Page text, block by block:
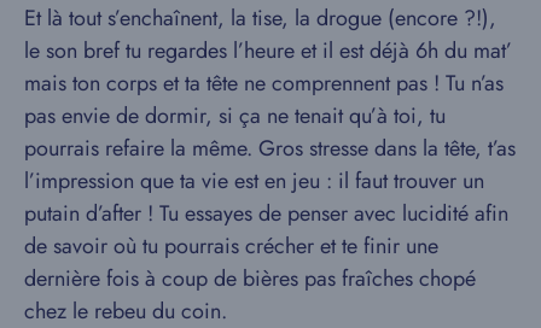
Et là tout s’enchaînent, la tise, la drogue (encore ?!),
le son bref tu regardes l’heure et il est déjà 6h du mat’
mais ton corps et ta tête ne comprennent pas ! Tu n’as
pas envie de dormir, si ça ne tenait qu’à toi, tu
pourrais refaire la même. Gros stresse dans la tête, t’as
l’impression que ta vie est en jeu : il faut trouver un
putain d’after ! Tu essayes de penser avec lucidité afin
de savoir où tu pourrais crécher et te finir une
dernière fois à coup de bières pas fraîches chopé
chez le rebeu du coin.